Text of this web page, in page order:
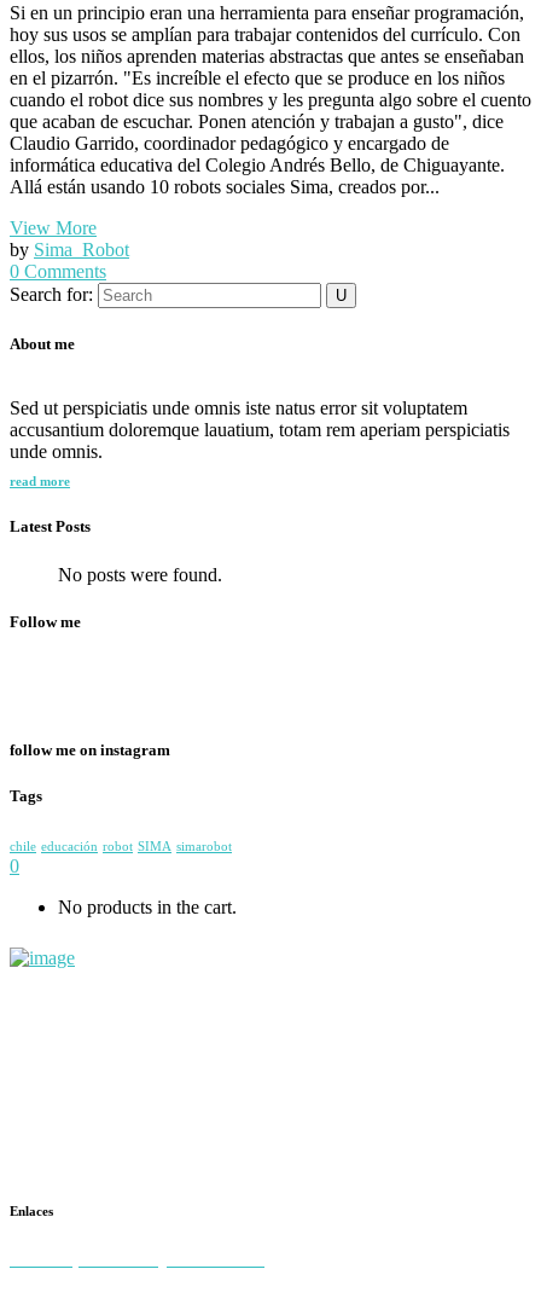
Si en un principio eran una herramienta para enseñar programación,
hoy sus usos se amplían para trabajar contenidos del currículo. Con
ellos, los niños aprenden materias abstractas que antes se enseñaban
en el pizarrón. "Es increíble el efecto que se produce en los niños
cuando el robot dice sus nombres y les pregunta algo sobre el cuento
que acaban de escuchar. Ponen atención y trabajan a gusto", dice
Claudio Garrido, coordinador pedagógico y encargado de
informática educativa del Colegio Andrés Bello, de Chiguayante.
Allá están usando 10 robots sociales Sima, creados por...
View More
by Sima_Robot
0 Comments
Search for:
About me
Sed ut perspiciatis unde omnis iste natus error sit voluptatem
accusantium doloremque lauatium, totam rem aperiam perspiciatis
unde omnis.
read more
Latest Posts
No posts were found.
Follow me
follow me on instagram
Tags
chile educación robot SIMA simarobot
0
No products in the cart.
Enlaces